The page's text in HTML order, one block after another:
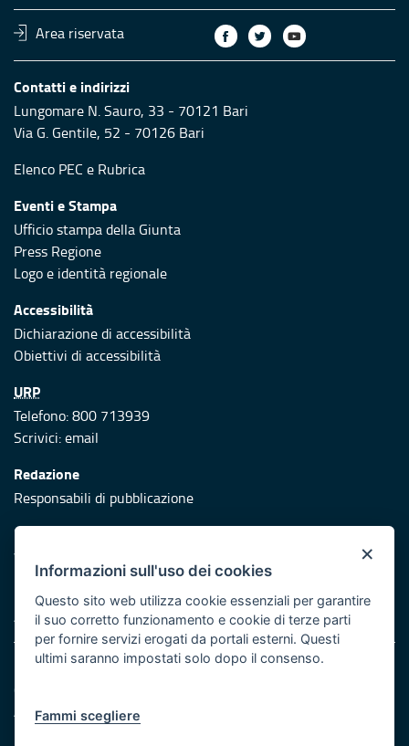
Area riservata
Contatti e indirizzi
Lungomare N. Sauro, 33 - 70121 Bari
Via G. Gentile, 52 - 70126 Bari
Elenco PEC e Rubrica
Eventi e Stampa
Ufficio stampa della Giunta
Press Regione
Logo e identità regionale
Accessibilità
Dichiarazione di accessibilità
Obiettivi di accessibilità
URP
Telefono: 800 713939
Scrivici:email
Redazione
Responsabili di pubblicazione
Protezione civile
Vai al sito di Protezione Civile Puglia
Iniziativa finanziata con risorse del POR Puglia 2014/2020 -
Asse XI
Note legali
Cookie e privacy
Atti di notifica
×
Informazioni sull'uso dei cookies
Questo sito web utilizza cookie essenziali per garantire
il suo corretto funzionamento e cookie di terze parti
per fornire servizi erogati da portali esterni. Questi
ultimi saranno impostati solo dopo il consenso.
Fammi scegliere